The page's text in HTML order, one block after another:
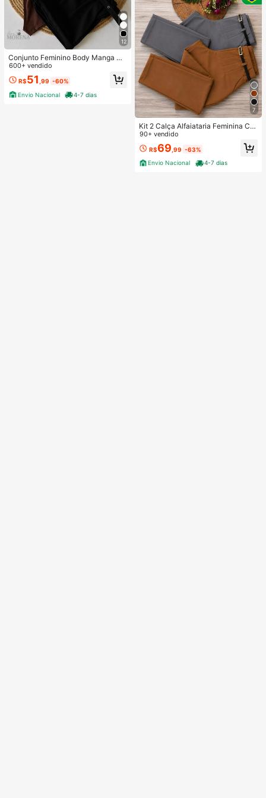
12
Conjunto Feminino Body Manga Cu
rta + Short Alfaiataria com Cinto En
capado – Look Casual Dia a Dia Ele
gante e Chic
600+ vendido
R$51 ,99 -60%
Envio Nacional
4-7 dias
7
Kit 2 Calça Alfaiataria Feminina Co
m Cinto
90+ vendido
R$69 ,99 -63%
Envio Nacional
4-7 dias